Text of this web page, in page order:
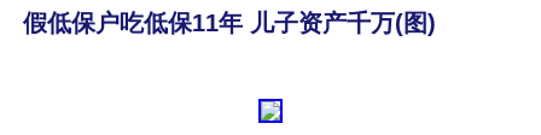
假低保户吃低保11年 儿子资产千万(图)